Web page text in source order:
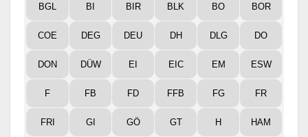
BGL BI BIR BLK BO BOR
COE DEG DEU DH DLG DO
DON DÜW EI EIC EM ESW
F FB FD FFB FG FR
FRI GI GÖ GT H HAM